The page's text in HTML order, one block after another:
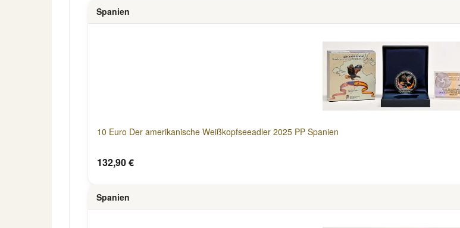
Spanien
10 Euro Der amerikanische Weißkopfseeadler 2025 PP Spanien
132,90 €
Spanien